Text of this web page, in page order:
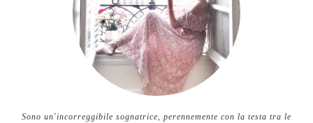
Sono un'incorreggibile sognatrice, perennemente con la testa tra le